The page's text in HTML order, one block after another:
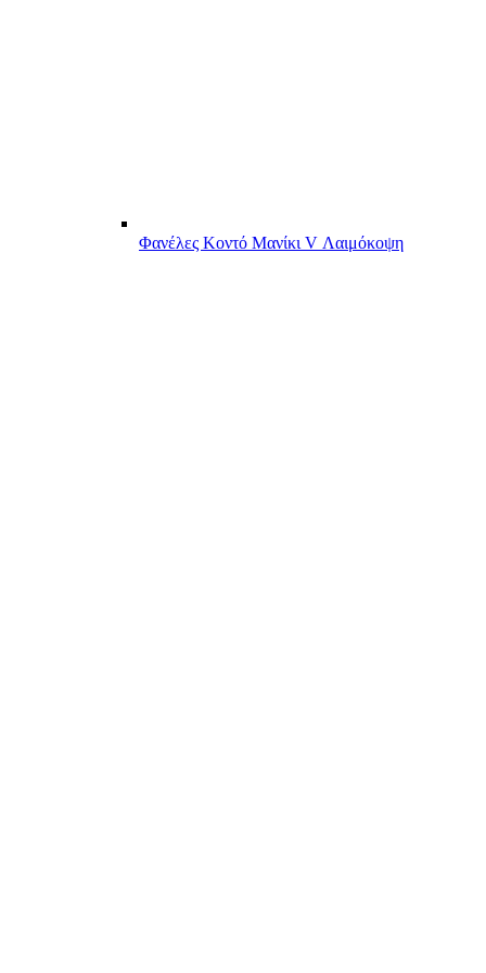
Φανέλες Κοντό Μανίκι V Λαιμόκοψη